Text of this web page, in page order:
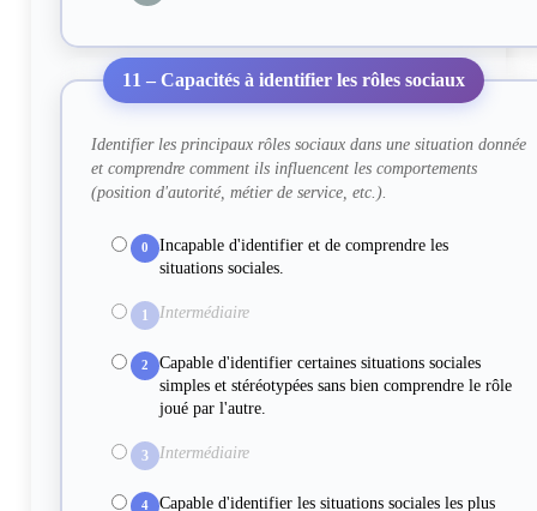
11 – Capacités à identifier les rôles sociaux
Identifier les principaux rôles sociaux dans une situation donnée
et comprendre comment ils influencent les comportements
(position d'autorité, métier de service, etc.).
0
Incapable d'identifier et de comprendre les
situations sociales.
1 Intermédiaire
2
Capable d'identifier certaines situations sociales
simples et stéréotypées sans bien comprendre le rôle
joué par l'autre.
3 Intermédiaire
4
Capable d'identifier les situations sociales les plus